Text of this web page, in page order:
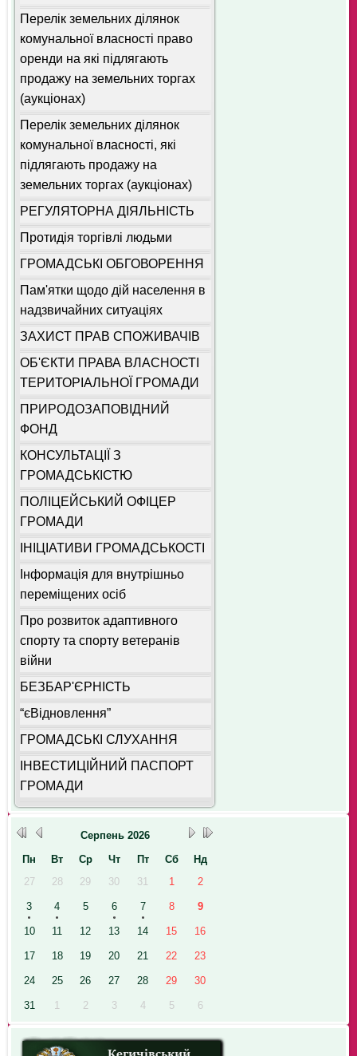
Перелік земельних ділянок
комунальної власності право
оренди на які підлягають
продажу на земельних торгах
(аукціонах)
Перелік земельних ділянок
комунальної власності, які
підлягають продажу на
земельних торгах (аукціонах)
РЕГУЛЯТОРНА ДІЯЛЬНІСТЬ
Протидія торгівлі людьми
ГРОМАДСЬКІ ОБГОВОРЕННЯ
Пам'ятки щодо дій населення в
надзвичайних ситуаціях
ЗАХИСТ ПРАВ СПОЖИВАЧІВ
ОБ'ЄКТИ ПРАВА ВЛАСНОСТІ
ТЕРИТОРІАЛЬНОЇ ГРОМАДИ
ПРИРОДОЗАПОВІДНИЙ
ФОНД
КОНСУЛЬТАЦІЇ З
ГРОМАДСЬКІСТЮ
ПОЛІЦЕЙСЬКИЙ ОФІЦЕР
ГРОМАДИ
ІНІЦІАТИВИ ГРОМАДСЬКОСТІ
Інформація для внутрішньо
переміщених осіб
Про розвиток адаптивного
спорту та спорту ветеранів
війни
БЕЗБАР'ЄРНІСТЬ
“єВідновлення”
ГРОМАДСЬКІ СЛУХАННЯ
ІНВЕСТИЦІЙНИЙ ПАСПОРТ
ГРОМАДИ
Серпень 2026
Пн
Вт Ср Чт Пт Сб
Нд
27
28 29 30 31 1 2
3 4 5 6 7 8 9
10 11 12 13 14 15 16
17 18 19 20 21 22 23
24 25 26 27 28 29 30
31 1 2 3 4 5 6